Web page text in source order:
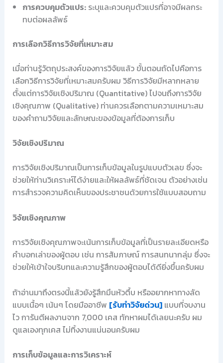
การควบคุมตัวแปร:ระบุและควบคุมตัวแปรที่อาจมีผลกระ
ทบต่อผลลัพธ์
การเลือกวิธีการวิจัยที่เหมาะสม
เมื่อท่านรู้วัตถุประสงค์ของการวิจัยแล้ว ขั้นตอนถัดไปคือการ
เลือกวิธีการวิจัยที่เหมาะสมครับผม วิธีการวิจัยมีหลากหลาย
ตั้งแต่การวิจัยเชิงปริมาณ (Quantitative) ไปจนถึงการวิจัย
เชิงคุณภาพ (Qualitative) ท่านควรเลือกตามความเหมาะสม
ของคำถามวิจัยและลักษณะของข้อมูลที่ต้องการเก็บ
วิจัยเชิงปริมาณ
การวิจัยเชิงปริมาณเป็นการเก็บข้อมูลในรูปแบบตัวเลข ซึ่งจะ
ช่วยให้ท่านวิเคราะห์ได้ง่ายและให้ผลลัพธ์ที่ชัดเจน ตัวอย่างเช่น
การสำรวจความคิดเห็นของประชาชนด้วยการใช้แบบสอบถาม
วิจัยเชิงคุณภาพ
การวิจัยเชิงคุณภาพจะเน้นการเก็บข้อมูลที่เป็นรายละเอียดหรือ
คำบอกเล่าของผู้ตอบ เช่น การสัมภาษณ์ การสนทนากลุ่ม ซึ่งจะ
ช่วยให้เข้าใจบริบทและความรู้สึกของผู้ตอบได้ดียิ่งขึ้นครับผม
ถ้าอ่านมาถึงตรงนี้แล้วยังรู้สึกมึนหัวตึ้บ หรืออยากหาทางลัด
แบบเนื้อๆ เน้นๆ โดยมืออาชีพ [รับทำวิจัยด่วน]แบบที่จบงาน
ไว การันตีผลงานจาก 7,000 เคส ทักหาผมได้เลยนะครับ ผม
ดูแลเองทุกเคส ไม่ทิ้งงานแน่นอนครับผม
การเก็บข้อมูลและการวิเคราะห์